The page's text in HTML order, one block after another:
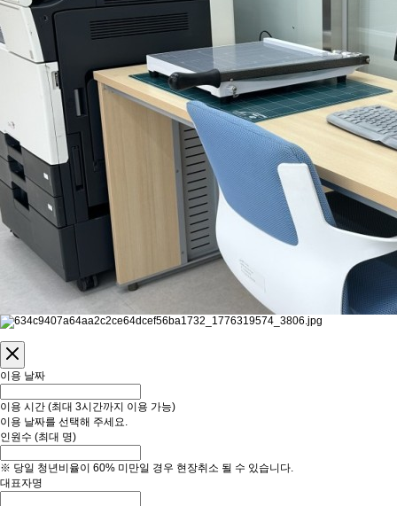
이용 날짜
이용 시간 (최대 3시간까지 이용 가능)
이용 날짜를 선택해 주세요.
인원수 (최대 명)
※ 당일 청년비율이 60% 미만일 경우 현장취소 될 수 있습니다.
대표자명